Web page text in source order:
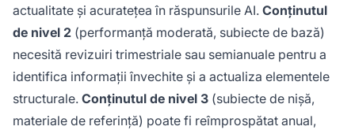
actualitate și acuratețea în răspunsurile AI. Conținutul
de nivel 2 (performanță moderată, subiecte de bază)
necesită revizuiri trimestriale sau semianuale pentru a
identifica informații învechite și a actualiza elementele
structurale. Conținutul de nivel 3 (subiecte de nișă,
materiale de referință) poate fi reîmprospătat anual,